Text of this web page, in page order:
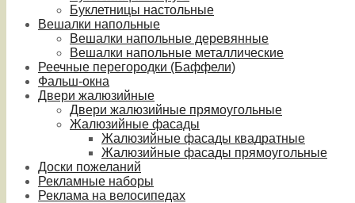
Буклетницы настольные
Вешалки напольные
Вешалки напольные деревянные
Вешалки напольные металлические
Реечные перегородки (Баффели)
Фальш-окна
Двери жалюзийные
Двери жалюзийные прямоугольные
Жалюзийные фасады
Жалюзийные фасады квадратные
Жалюзийные фасады прямоугольные
Доски пожеланий
Рекламные наборы
Реклама на велосипедах